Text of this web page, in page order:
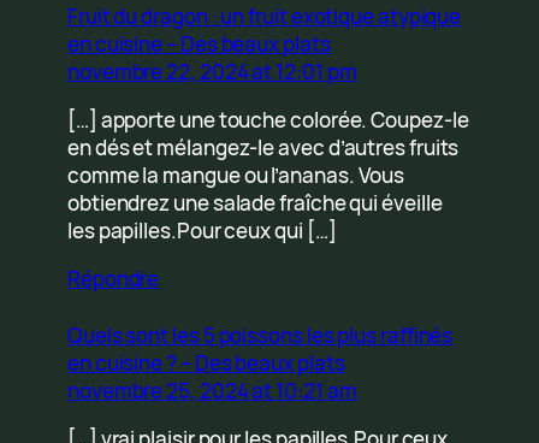
Fruit du dragon : un fruit exotique atypique
en cuisine – Des beaux plats
novembre 22, 2024 at 12:01 pm
[…] apporte une touche colorée. Coupez-le
en dés et mélangez-le avec d’autres fruits
comme la mangue ou l’ananas. Vous
obtiendrez une salade fraîche qui éveille
les papilles.Pour ceux qui […]
Répondre
Quels sont les 5 poissons les plus raffinés
en cuisine ? – Des beaux plats
novembre 25, 2024 at 10:21 am